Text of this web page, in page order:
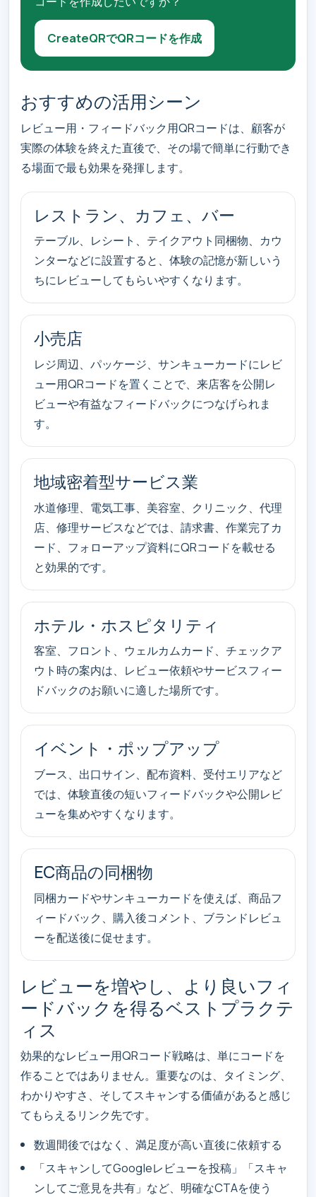
CreateQRでQRコードを作成
おすすめの活用シーン
レビュー用・フィードバック用QRコードは、顧客が
実際の体験を終えた直後で、その場で簡単に行動でき
る場面で最も効果を発揮します。
レストラン、カフェ、バー
テーブル、レシート、テイクアウト同梱物、カウ
ンターなどに設置すると、体験の記憶が新しいう
ちにレビューしてもらいやすくなります。
小売店
レジ周辺、パッケージ、サンキューカードにレビ
ュー用QRコードを置くことで、来店客を公開レ
ビューや有益なフィードバックにつなげられま
す。
地域密着型サービス業
水道修理、電気工事、美容室、クリニック、代理
店、修理サービスなどでは、請求書、作業完了カ
ード、フォローアップ資料にQRコードを載せる
と効果的です。
ホテル・ホスピタリティ
客室、フロント、ウェルカムカード、チェックア
ウト時の案内は、レビュー依頼やサービスフィー
ドバックのお願いに適した場所です。
イベント・ポップアップ
ブース、出口サイン、配布資料、受付エリアなど
では、体験直後の短いフィードバックや公開レビ
ューを集めやすくなります。
EC商品の同梱物
同梱カードやサンキューカードを使えば、商品フ
ィードバック、購入後コメント、ブランドレビュ
ーを配送後に促せます。
レビューを増やし、より良いフィ
ードバックを得るベストプラクテ
ィス
効果的なレビュー用QRコード戦略は、単にコードを
作ることではありません。重要なのは、タイミング、
わかりやすさ、そしてスキャンする価値があると感じ
てもらえるリンク先です。
数週間後ではなく、満足度が高い直後に依頼する
「スキャンしてGoogleレビューを投稿」「スキャ
ンしてご意見を共有」など、明確なCTAを使う